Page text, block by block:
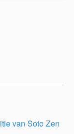
van Soto Zen